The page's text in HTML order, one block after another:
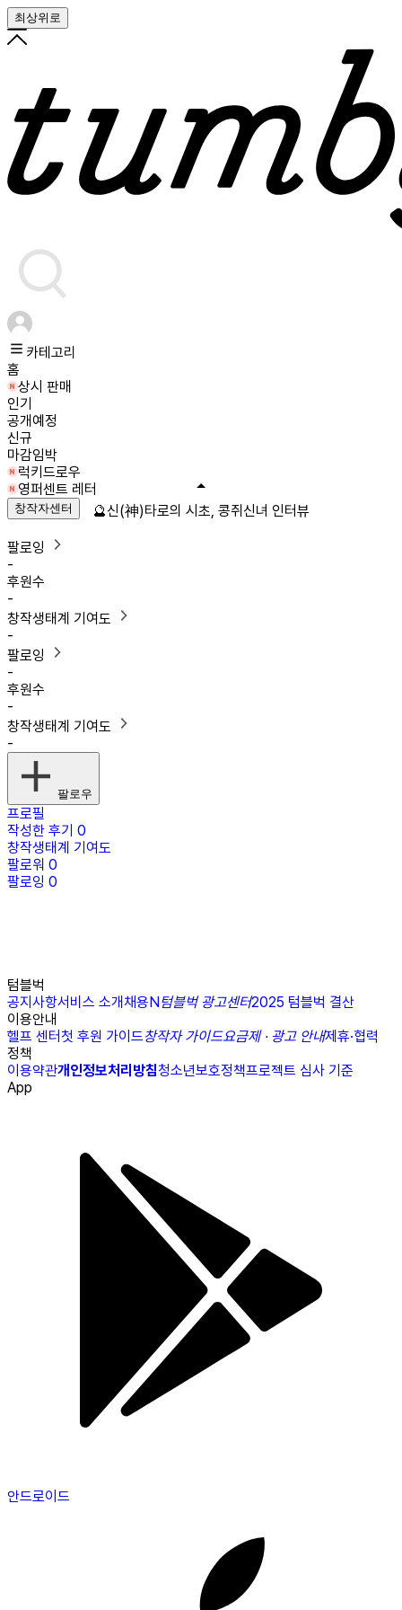
최상위로
카테고리
홈
상시 판매
인기
공개예정
신규
마감임박
럭키드로우
영퍼센트 레터
창작자센터
팔로잉
-
후원수
-
창작생태계 기여도
-
팔로잉
-
후원수
-
창작생태계 기여도
-
팔로우
프로필
작성한 후기 0
창작생태계 기여도
팔로워 0
팔로잉 0
텀블벅
공지사항서비스 소개채용N텀블벅 광고센터2025 텀블벅 결산
이용안내
헬프 센터첫 후원 가이드창작자 가이드요금제 · 광고 안내제휴·협력
정책
이용약관개인정보처리방침청소년보호정책프로젝트 심사 기준
App
안드로이드
🔮신(神)타로의 시초, 콩쥐신녀 인터뷰